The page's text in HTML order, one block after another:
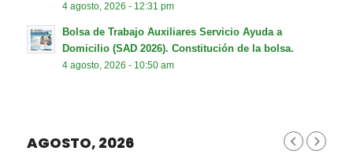
4 agosto, 2026 - 12:31 pm
Bolsa de Trabajo Auxiliares Servicio Ayuda a
Domicilio (SAD 2026). Constitución de la bolsa.
4 agosto, 2026 - 10:50 am
AGOSTO, 2026